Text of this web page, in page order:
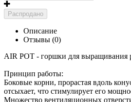
Распродано
Описание
Отзывы (0)
AIR POT - горшки для выращивания
Принцип работы:
Боковые корни, прорастая вдоль
отсыхает, что стимулирует его
Множество вентиляционных